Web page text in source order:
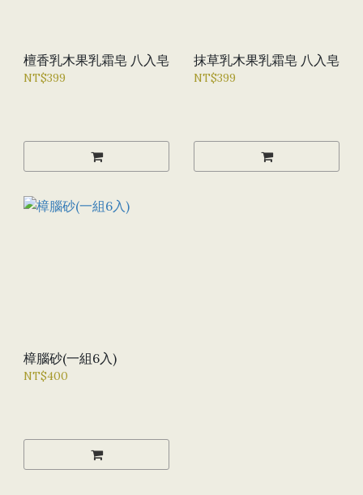
檀香乳木果乳霜皂 八入皂
NT$399
抹草乳木果乳霜皂 八入皂
NT$399
樟腦砂(一組6入)
NT$400